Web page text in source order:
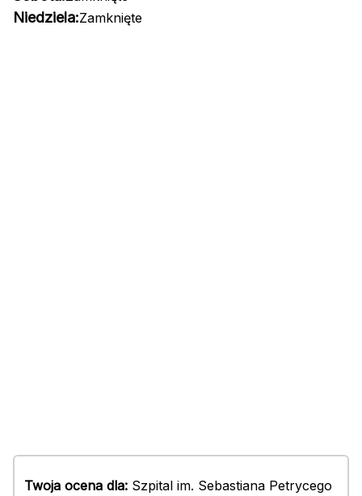
Niedziela:Zamknięte
Twoja ocena dla: Szpital im. Sebastiana Petrycego